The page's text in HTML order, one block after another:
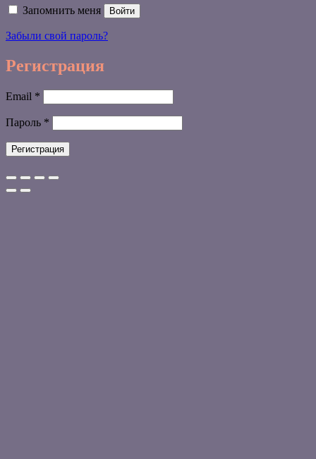
Запомнить меня Войти
Забыли свой пароль?
Регистрация
Email *
Пароль *
Регистрация